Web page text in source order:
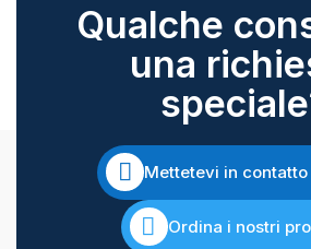
Qualche
una
Mettetevi in contatto
Ordina i nostri